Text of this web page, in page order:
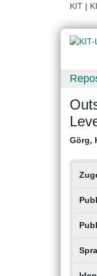
KIT |
Görg,